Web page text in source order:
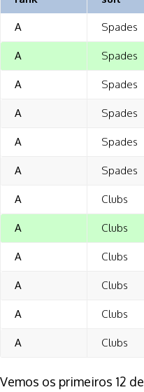
A Spades
A Spades
A Spades
A Spades
A Spades
A Spades
A Clubs
A Clubs
A Clubs
A Clubs
A Clubs
A Clubs
Vemos os primeiros 12